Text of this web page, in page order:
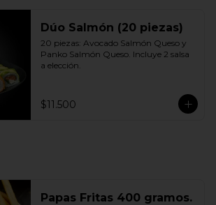
Dúo Salmón (20 piezas)
20 piezas: Avocado Salmón Queso y
Panko Salmón Queso. Incluye 2 salsa
a elección.
$11.500
Papas Fritas 400 gramos.